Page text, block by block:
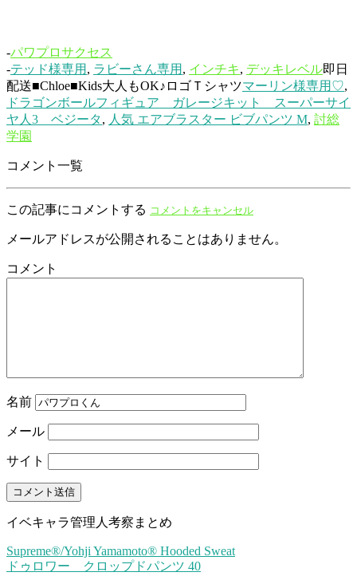
-パワプロサクセス
-テッド様専用 , ラビーさん専用 , インチキ, デッキレベル即日
配送■Chloe■Kids大人もOK♪ロゴＴシャツマーリン様専用♡,
ドラゴンボールフィギュア ガレージキット スーパーサイ
ヤ人3 ベジータ, 人気 エアブラスター ビブパンツ M, 討総
学園
コメント一覧
この記事にコメントする コメントをキャンセル
メールアドレスが公開されることはありません。
コメント
名前
メール
サイト
イベキャラ管理人考察まとめ
Supreme®/Yohji Yamamoto® Hooded Sweat
ドゥロワー クロップドパンツ 40